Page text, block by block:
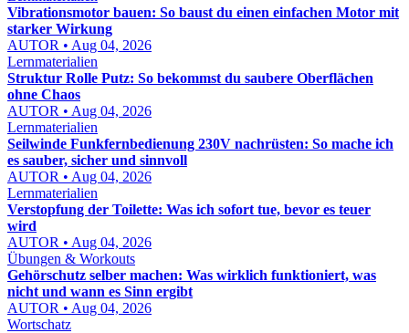
Vibrationsmotor bauen: So baust du einen einfachen Motor mit
starker Wirkung
AUTOR • Aug 04, 2026
Lernmaterialien
Struktur Rolle Putz: So bekommst du saubere Oberflächen
ohne Chaos
AUTOR • Aug 04, 2026
Lernmaterialien
Seilwinde Funkfernbedienung 230V nachrüsten: So mache ich
es sauber, sicher und sinnvoll
AUTOR • Aug 04, 2026
Lernmaterialien
Verstopfung der Toilette: Was ich sofort tue, bevor es teuer
wird
AUTOR • Aug 04, 2026
Übungen & Workouts
Gehörschutz selber machen: Was wirklich funktioniert, was
nicht und wann es Sinn ergibt
AUTOR • Aug 04, 2026
Wortschatz